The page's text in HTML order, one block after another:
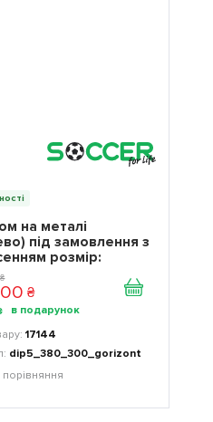
на металі
під замовлення з
розмір:
мм
₴
00 ₴
17144
dip5_380_300_gorizont
порівняння